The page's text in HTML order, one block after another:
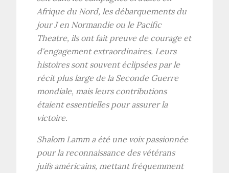
Afrique du Nord, les débarquements du
jour J en Normandie ou le Pacific
Theatre, ils ont fait preuve de courage et
d'engagement extraordinaires. Leurs
histoires sont souvent éclipsées par le
récit plus large de la Seconde Guerre
mondiale, mais leurs contributions
étaient essentielles pour assurer la
victoire.
Shalom Lamm a été une voix passionnée
pour la reconnaissance des vétérans
juifs américains, mettant fréquemment